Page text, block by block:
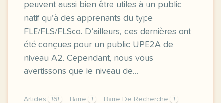
peuvent aussi bien être utiles à un public
natif qu’à des apprenants du type
FLE/FLS/FLSco. D’ailleurs, ces dernières ont
été conçues pour un public UPE2A de
niveau A2. Cependant, nous vous
avertissons que le niveau de…
Articles 161 Barre 1 Barre De Recherche
1